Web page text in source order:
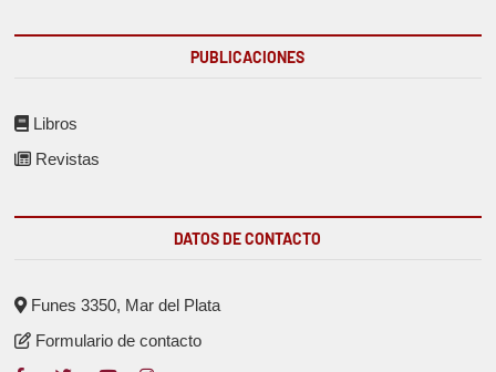
PUBLICACIONES
Libros
Revistas
DATOS DE CONTACTO
Funes 3350, Mar del Plata
Formulario de contacto